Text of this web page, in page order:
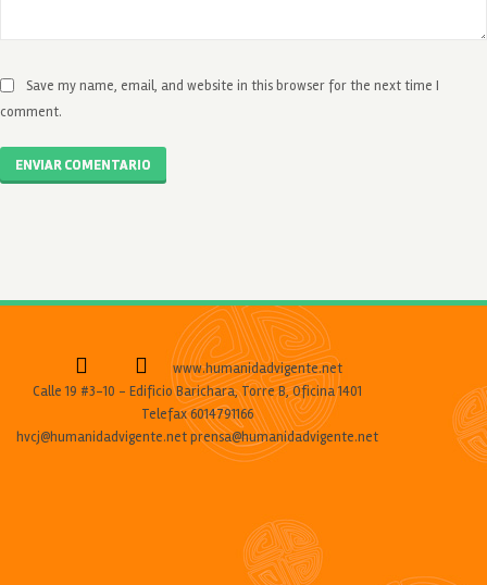
Save my name, email, and website in this browser for the next time I
comment.
ENVIAR COMENTARIO
www.humanidadvigente.net
Calle 19 #3-10 - Edificio Barichara, Torre B, Oficina 1401
Telefax 6014791166
hvcj@humanidadvigente.net prensa@humanidadvigente.net